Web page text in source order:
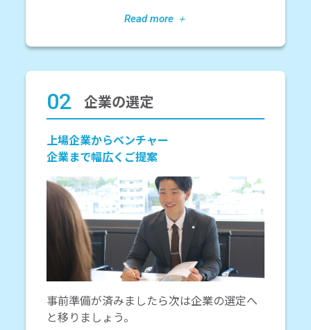
02 企業の選定
上場企業からベンチャー
企業まで幅広くご提案
事前準備が済みましたら次は企業の選定へ
と移りましょう。